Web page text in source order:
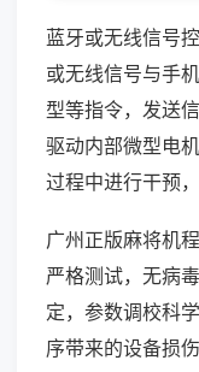
蓝牙或无线信号
或无线信号与手
型等指令，发送
驱动内部微型电
过程中进行干预
广州正版麻将机
严格测试，无病
定，参数调校科
序带来的设备损伤